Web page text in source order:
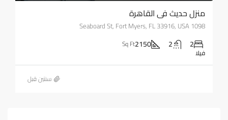
منزل حديث في القاهرة
1098 Seaboard St, Fort Myers, FL 33916, USA
2
2
2150
Sq Ft
فيلا
‏سنتين قبل